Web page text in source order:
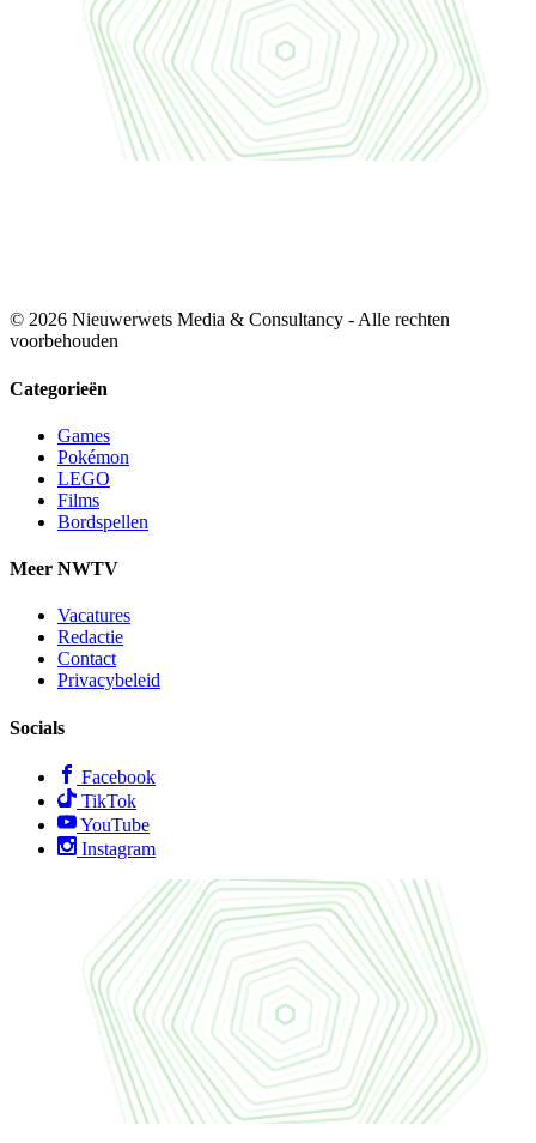
© 2026 Nieuwerwets Media & Consultancy - Alle rechten
voorbehouden
Categorieën
Games
Pokémon
LEGO
Films
Bordspellen
Meer NWTV
Vacatures
Redactie
Contact
Privacybeleid
Socials
Facebook
TikTok
YouTube
Instagram